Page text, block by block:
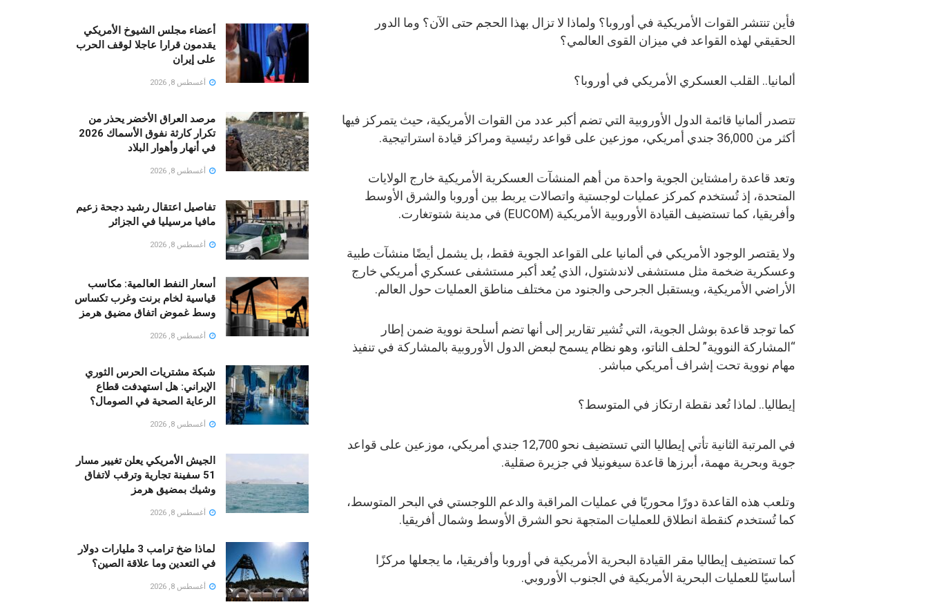
فأين تنتشر القوات الأمريكية في أوروبا؟ ولماذا لا تزال بهذا الحجم حتى الآن؟ وما الدور
الحقيقي لهذه القواعد في ميزان القوى العالمي؟
ألمانيا.. القلب العسكري الأمريكي في أوروبا؟
تتصدر ألمانيا قائمة الدول الأوروبية التي تضم أكبر عدد من القوات الأمريكية، حيث يتمركز فيها
أكثر من 36,000 جندي أمريكي، موزعين على قواعد رئيسية ومراكز قيادة استراتيجية.
وتعد قاعدة رامشتاين الجوية واحدة من أهم المنشآت العسكرية الأمريكية خارج الولايات
المتحدة، إذ تُستخدم كمركز عمليات لوجستية واتصالات يربط بين أوروبا والشرق الأوسط
وأفريقيا، كما تستضيف القيادة الأوروبية الأمريكية (EUCOM) في مدينة شتوتغارت.
ولا يقتصر الوجود الأمريكي في ألمانيا على القواعد الجوية فقط، بل يشمل أيضًا منشآت طبية
وعسكرية ضخمة مثل مستشفى لاندشتول، الذي يُعد أكبر مستشفى عسكري أمريكي خارج
الأراضي الأمريكية، ويستقبل الجرحى والجنود من مختلف مناطق العمليات حول العالم.
كما توجد قاعدة بوشل الجوية، التي تُشير تقارير إلى أنها تضم أسلحة نووية ضمن إطار
“المشاركة النووية” لحلف الناتو، وهو نظام يسمح لبعض الدول الأوروبية بالمشاركة في تنفيذ
مهام نووية تحت إشراف أمريكي مباشر.
إيطاليا.. لماذا تُعد نقطة ارتكاز في المتوسط؟
في المرتبة الثانية تأتي إيطاليا التي تستضيف نحو 12,700 جندي أمريكي، موزعين على قواعد
جوية وبحرية مهمة، أبرزها قاعدة سيغونيلا في جزيرة صقلية.
وتلعب هذه القاعدة دورًا محوريًا في عمليات المراقبة والدعم اللوجستي في البحر المتوسط،
كما تُستخدم كنقطة انطلاق للعمليات المتجهة نحو الشرق الأوسط وشمال أفريقيا.
كما تستضيف إيطاليا مقر القيادة البحرية الأمريكية في أوروبا وأفريقيا، ما يجعلها مركزًا
أساسيًا للعمليات البحرية الأمريكية في الجنوب الأوروبي.
أعضاء مجلس الشيوخ الأمريكي
يقدمون قرارا عاجلا لوقف الحرب
على إيران
أغسطس 8, 2026
مرصد العراق الأخضر يحذر من
تكرار كارثة نفوق الأسماك 2026
في أنهار وأهوار البلاد
أغسطس 8, 2026
تفاصيل اعتقال رشيد دجحة زعيم
مافيا مرسيليا في الجزائر
أغسطس 8, 2026
أسعار النفط العالمية: مكاسب
قياسية لخام برنت وغرب تكساس
وسط غموض اتفاق مضيق هرمز
أغسطس 8, 2026
شبكة مشتريات الحرس الثوري
الإيراني: هل استهدفت قطاع
الرعاية الصحية في الصومال؟
أغسطس 8, 2026
الجيش الأمريكي يعلن تغيير مسار
51 سفينة تجارية وترقب لاتفاق
وشيك بمضيق هرمز
أغسطس 8, 2026
لماذا ضخ ترامب 3 مليارات دولار
في التعدين وما علاقة الصين؟
أغسطس 8, 2026